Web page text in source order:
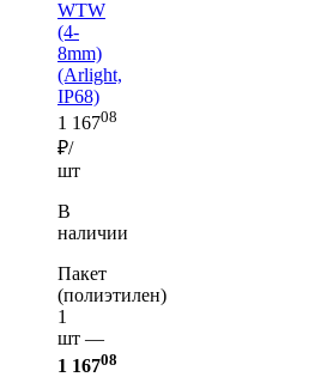
WTW
(4-
8mm)
(Arlight,
IP68)
1 16708
₽/
шт
В
наличии
Пакет
(полиэтилен)
1
шт —
1 16708